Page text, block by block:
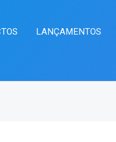
LANÇAMENTOS